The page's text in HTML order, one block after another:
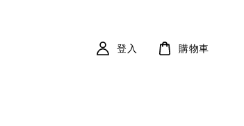
登入 購物車